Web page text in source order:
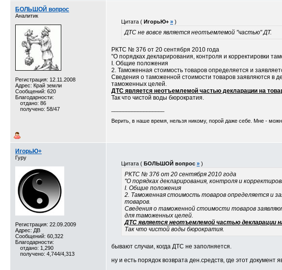
БОЛЬШОЙ вопрос
Аналитик
Регистрация: 12.11.2008
Адрес: Край земли
Сообщений: 620
Благодарности:
отдано: 86
получено: 58/47
Цитата ( ИгорьЮ+ » )
ДТС не вовсе является неотъемлемой "частью" ДТ.
РКТС № 376 от 20 сентября 2010 года
"О порядках декларирования, контроля и корректировки
I. Общие положения
2. Таможенная стоимость товаров определяется и
Сведения о таможенной стоимости товаров заявляются в
таможенных целей.
ДТС является неотъемлемой частью декларации на
Так что чистой воды бюрократия.
Верить, в наше время, нельзя никому, порой даже себе. Мне -
ИгорьЮ+
Гуру
Регистрация: 22.09.2009
Адрес: ДВ
Сообщений: 60,322
Благодарности:
отдано: 1,290
получено: 4,744/4,313
Цитата ( БОЛЬШОЙ вопрос » )
РКТС № 376 от 20 сентября 2010 года
"О порядках декларирования, контроля и
I. Общие положения
2. Таможенная стоимость товаров определяется и
товаров.
Сведения о таможенной стоимости товаров
для таможенных целей.
ДТС является неотъемлемой частью декларации
Так что чистой воды бюрократия.
бывают случаи, когда ДТС не заполняется.
ну и есть порядок возврата ден.средств, где этот документ